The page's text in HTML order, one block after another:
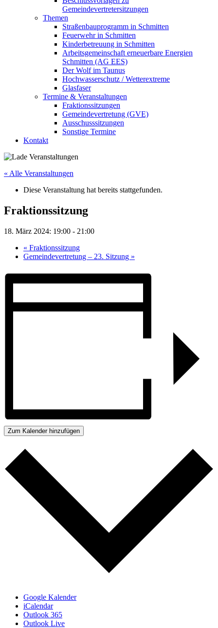
Gemeindevertretersitzungen
Themen
Straßenbauprogramm in Schmitten
Feuerwehr in Schmitten
Kinderbetreuung in Schmitten
Arbeitsgemeinschaft erneuerbare Energien
Schmitten (AG EES)
Der Wolf im Taunus
Hochwasserschutz / Wetterextreme
Glasfaser
Termine & Veranstaltungen
Fraktionssitzungen
Gemeindevertretung (GVE)
Ausschusssitzungen
Sonstige Termine
Kontakt
« Alle Veranstaltungen
Diese Veranstaltung hat bereits stattgefunden.
Fraktionssitzung
18. März 2024: 19:00 - 21:00
« Fraktionssitzung
Gemeindevertretung – 23. Sitzung »
Zum Kalender hinzufügen
Google Kalender
iCalendar
Outlook 365
Outlook Live